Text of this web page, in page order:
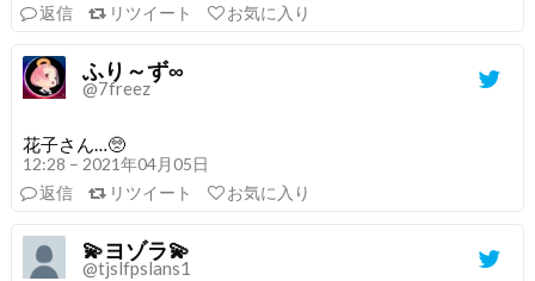
返信
リツイート お気に入り
ふり～ず∞
@7freez
花子さん…🥺
12:28 – 2021年04月05日
返信
リツイート お気に入り
💫ヨゾラ💫
@tjslfpslans1